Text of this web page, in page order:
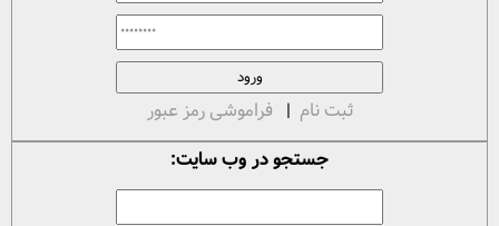
ثبت نام | فراموشی رمز عبور
جستجو در وب سایت: